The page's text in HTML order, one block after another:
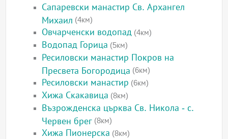
Сапаревски манастир Св. Архангел
Михаил (4км)
Овчарченски водопад (4км)
Водопад Горица (5км)
Ресиловски манастир Покров на
Пресвета Богородица (6км)
Ресиловски манастир (6км)
Хижа Скакавица (8км)
Възрожденска църква Св. Никола - с.
Червен брег (8км)
Хижа Пионерска (8км)